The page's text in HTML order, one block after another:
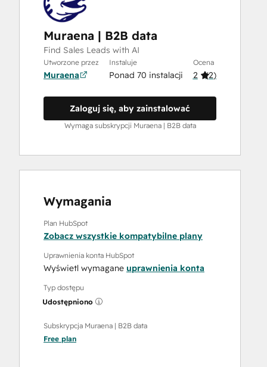
Muraena | B2B data
Find Sales Leads with AI
Utworzone przez
Muraena
Instaluje
Ponad 70 instalacji
Ocena
2 (2)
Zaloguj się, aby zainstalować
Wymaga subskrypcji Muraena | B2B data
Wymagania
Plan HubSpot
Zobacz wszystkie kompatybilne plany
Uprawnienia konta HubSpot
Wyświetl wymagane uprawnienia konta
Typ dostępu
Udostępniono
Subskrypcja Muraena | B2B data
Free plan